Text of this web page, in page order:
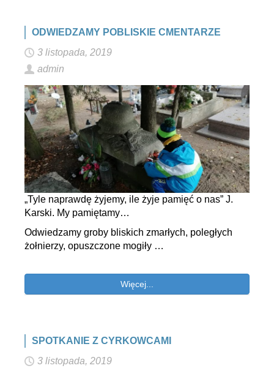
ODWIEDZAMY POBLISKIE CMENTARZE
3 listopada, 2019
admin
„Tyle naprawdę żyjemy, ile żyje pamięć o nas” J.
Karski. My pamiętamy…
Odwiedzamy groby bliskich zmarłych, poległych
żołnierzy, opuszczone mogiły …
Więcej...
SPOTKANIE Z CYRKOWCAMI
3 listopada, 2019